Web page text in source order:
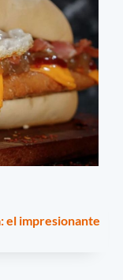
el impresionante